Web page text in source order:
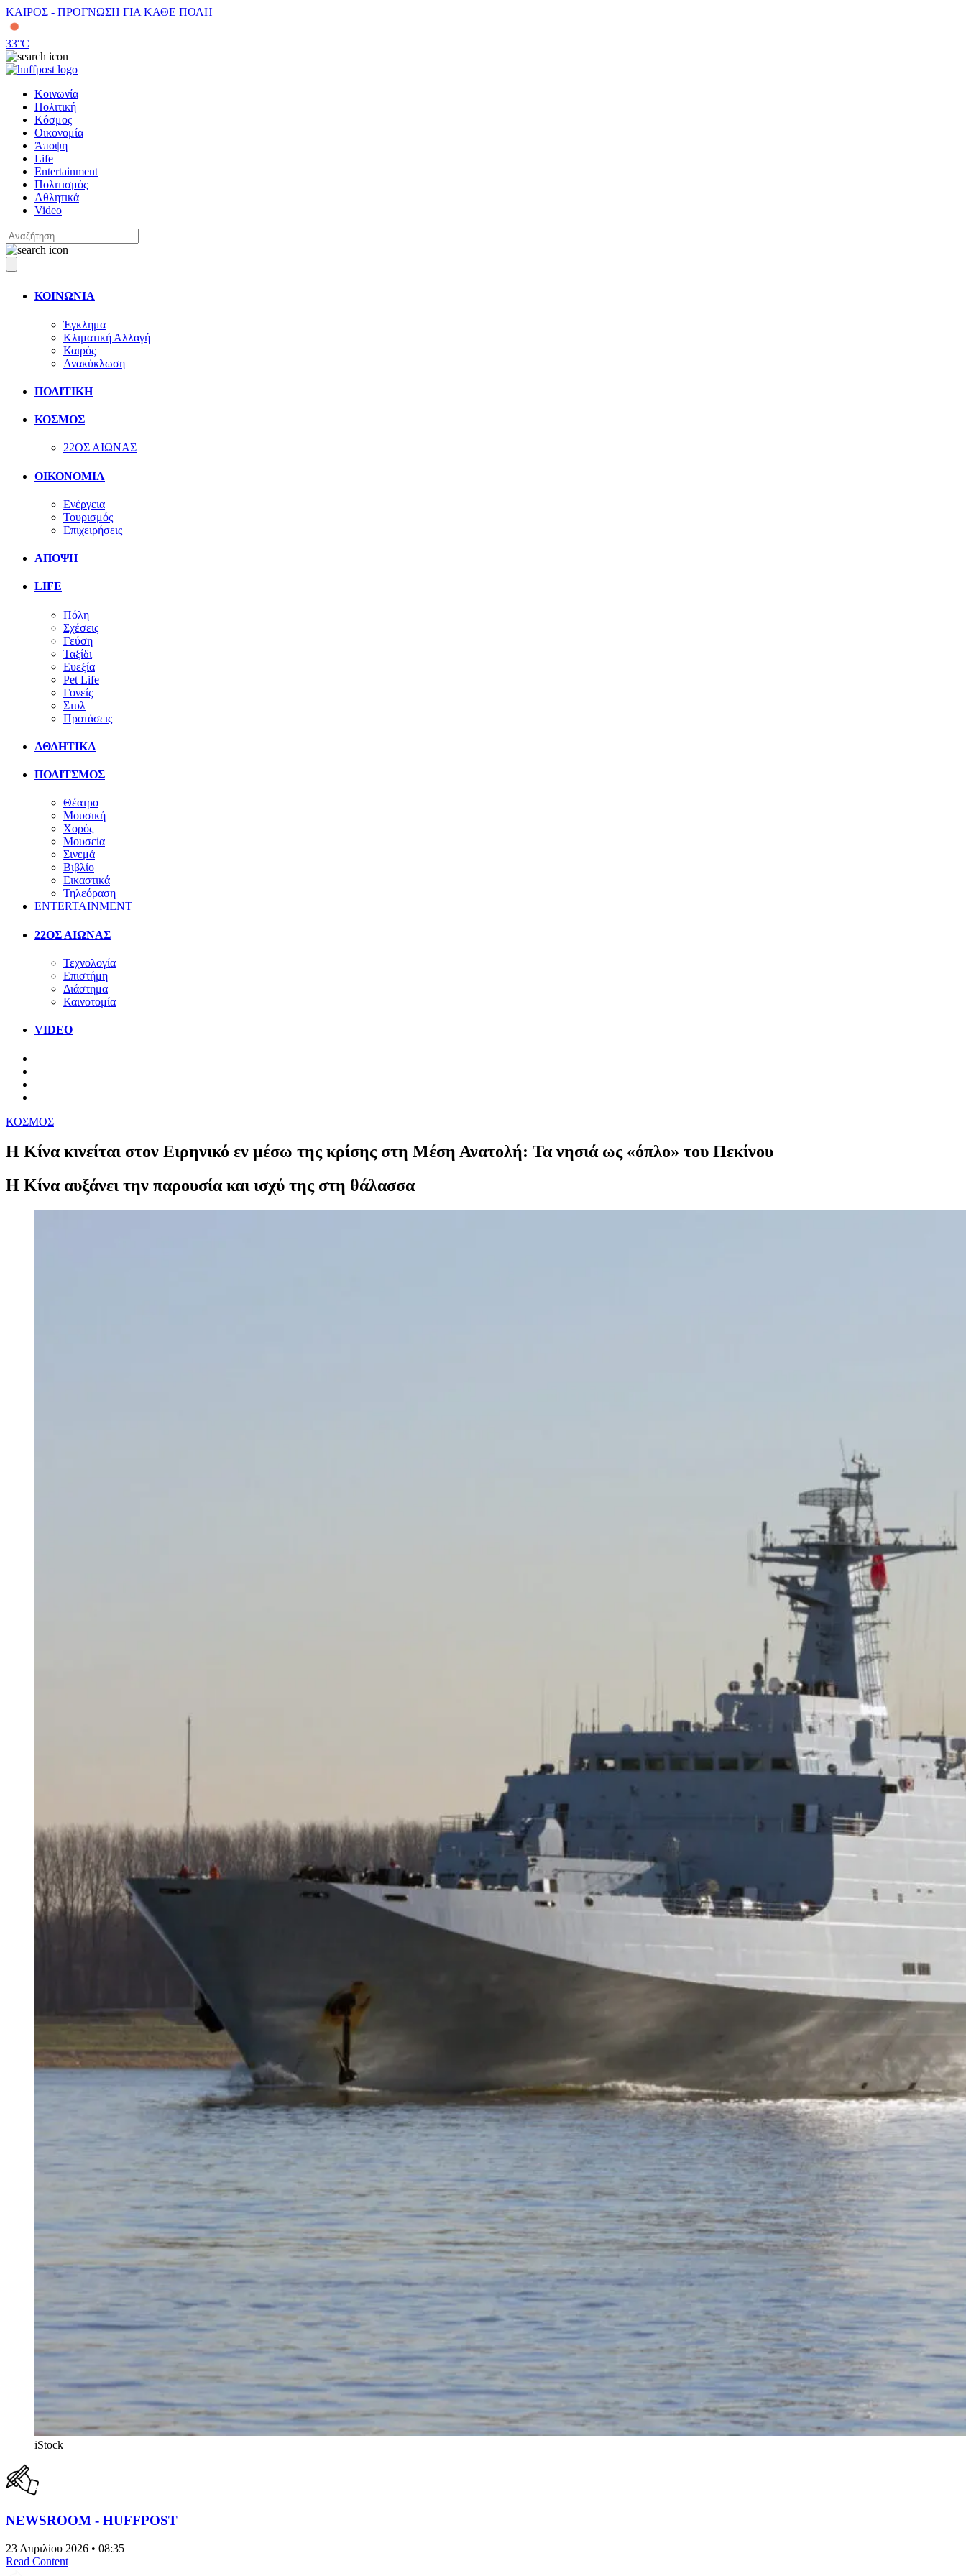
ΚΑΙΡΟΣ - ΠΡΟΓΝΩΣΗ ΓΙΑ ΚΑΘΕ ΠΟΛΗ
33°C
Κοινωνία
Πολιτική
Κόσμος
Οικονομία
Άποψη
Life
Entertainment
Πολιτισμός
Αθλητικά
Video
ΚΟΙΝΩΝΙΑ
Έγκλημα
Κλιματική Αλλαγή
Καιρός
Ανακύκλωση
ΠΟΛΙΤΙΚΗ
ΚΟΣΜΟΣ
22ΟΣ ΑΙΩΝΑΣ
ΟΙΚΟΝΟΜΙΑ
Ενέργεια
Τουρισμός
Επιχειρήσεις
ΑΠΟΨΗ
LIFE
Πόλη
Σχέσεις
Γεύση
Ταξίδι
Ευεξία
Pet Life
Γονείς
Στυλ
Προτάσεις
ΑΘΛΗΤΙΚΑ
ΠΟΛΙΤΣΜΟΣ
Θέατρο
Μουσική
Χορός
Μουσεία
Σινεμά
Βιβλίο
Εικαστικά
Τηλεόραση
ENTERTAINMENT
22ΟΣ ΑΙΩΝΑΣ
Τεχνολογία
Επιστήμη
Διάστημα
Καινοτομία
VIDEO
ΚΟΣΜΟΣ
Η Κίνα κινείται στον Ειρηνικό εν μέσω της κρίσης στη Μέση Ανατολή: Τα νησιά ως «όπλο» του Πεκίνου
Η Κίνα αυξάνει την παρουσία και ισχύ της στη θάλασσα
iStock
NEWSROOM - HUFFPOST
23 Απριλίου 2026 • 08:35
Read Content